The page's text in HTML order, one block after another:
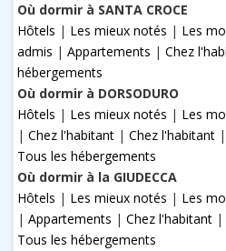
Où dormir à SANTA CROCE
Hôtels | Les mieux notés | Les
admis | Appartements | Chez
hébergements
Où dormir à DORSODURO
Hôtels | Les mieux notés | Les
| Chez l'habitant | Chez l'habitant |
Tous les hébergements
Où dormir à la GIUDECCA
Hôtels | Les mieux notés | Les
| Appartements | Chez l'habitant |
Tous les hébergements